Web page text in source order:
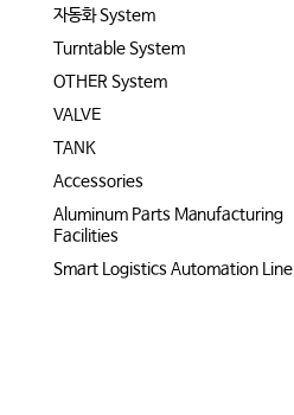
자동화 System
Turntable System
OTHER System
VALVE
TANK
Accessories
Aluminum Parts Manufacturing
Facilities
Smart Logistics Automation Line